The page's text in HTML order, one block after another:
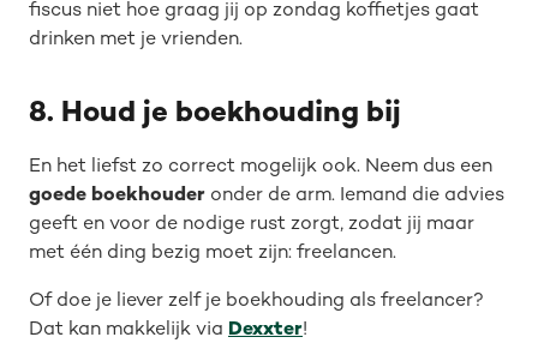
fiscus niet hoe graag jij op zondag koffietjes gaat
drinken met je vrienden.
8. Houd je boekhouding bij
En het liefst zo correct mogelijk ook. Neem dus een
goede boekhouder onder de arm. Iemand die advies
geeft en voor de nodige rust zorgt, zodat jij maar
met één ding bezig moet zijn: freelancen.
Of doe je liever zelf je boekhouding als freelancer?
Dat kan makkelijk via Dexxter!